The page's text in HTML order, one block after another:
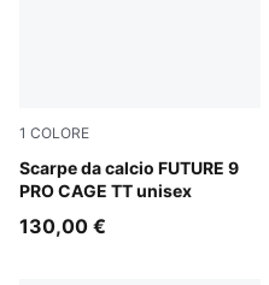
1 COLORE
Scarpe da calcio FUTURE 9
PRO CAGE TT unisex
Sugared Almond-PUMA
130,00 €